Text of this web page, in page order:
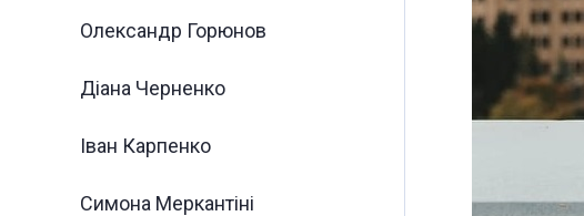
Олександр Горюнов
Діана Черненко
Іван Карпенко
Симона Меркантіні ⠀